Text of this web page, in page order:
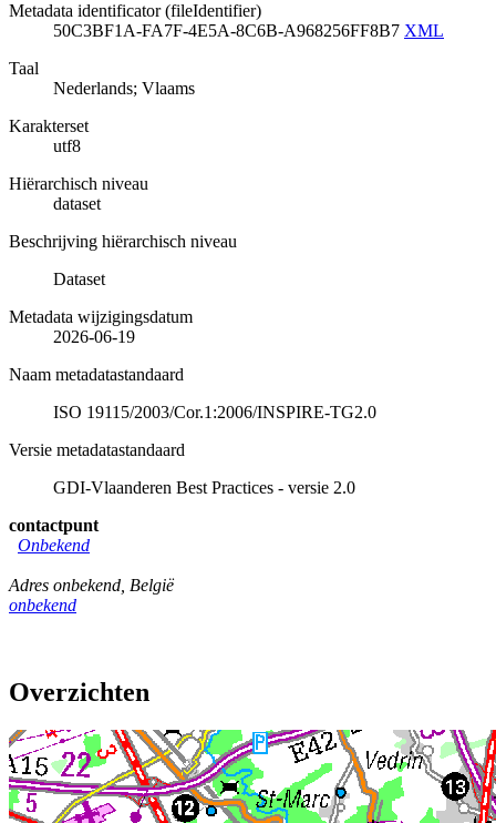
Metadata identificator (fileIdentifier)
50C3BF1A-FA7F-4E5A-8C6B-A968256FF8B7 XML
Taal
Nederlands; Vlaams
Karakterset
utf8
Hiërarchisch niveau
dataset
Beschrijving hiërarchisch niveau
Dataset
Metadata wijzigingsdatum
2026-06-19
Naam metadatastandaard
ISO 19115/2003/Cor.1:2006/INSPIRE-TG2.0
Versie metadatastandaard
GDI-Vlaanderen Best Practices - versie 2.0
contactpunt
Onbekend
Adres onbekend België
onbekend
Overzichten